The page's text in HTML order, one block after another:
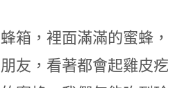
箱，裡面滿滿的蜜蜂，
友，看著都會起雞皮疙